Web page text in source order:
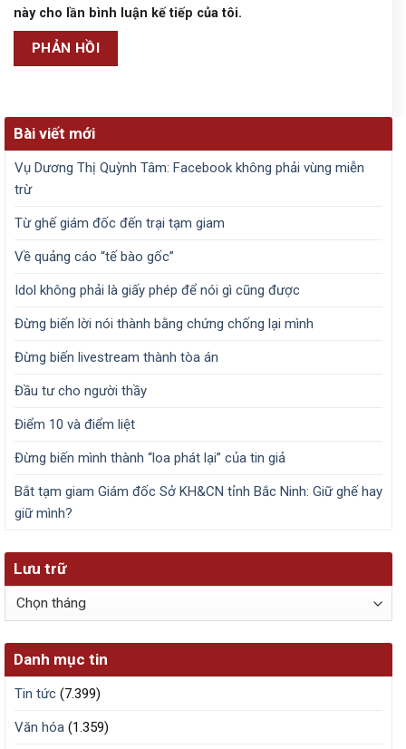
này cho lần bình luận kế tiếp của tôi.
Bài viết mới
Vụ Dương Thị Quỳnh Tâm: Facebook không phải vùng miễn
trừ
Từ ghế giám đốc đến trại tạm giam
Về quảng cáo “tế bào gốc”
Idol không phải là giấy phép để nói gì cũng được
Đừng biến lời nói thành bằng chứng chống lại mình
Đừng biến livestream thành tòa án
Đầu tư cho người thầy
Điểm 10 và điểm liệt
Đừng biến mình thành “loa phát lại” của tin giả
Bắt tạm giam Giám đốc Sở KH&CN tỉnh Bắc Ninh: Giữ ghế hay
giữ mình?
Lưu trữ
Lưu
Danh mục tin
Tin tức (7.399)
Văn hóa (1.359)